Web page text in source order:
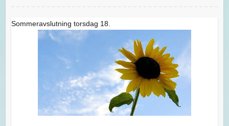
Sommeravslutning torsdag 18.